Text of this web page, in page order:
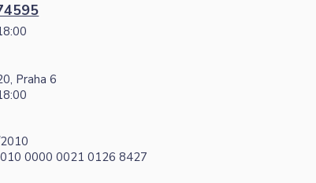
Praha 6
0000 0021 0126 8427